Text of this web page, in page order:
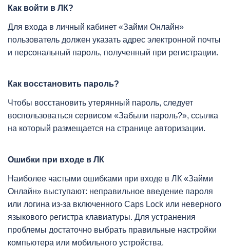
Как войти в ЛК?
Для входа в личный кабинет «Займи Онлайн»
пользователь должен указать адрес электронной почты
и персональный пароль, полученный при регистрации.
Как восстановить пароль?
Чтобы восстановить утерянный пароль, следует
воспользоваться сервисом «Забыли пароль?», ссылка
на который размещается на странице авторизации.
Ошибки при входе в ЛК
Наиболее частыми ошибками при входе в ЛК «Займи
Онлайн» выступают: неправильное введение пароля
или логина из-за включенного Caps Lock или неверного
языкового регистра клавиатуры. Для устранения
проблемы достаточно выбрать правильные настройки
компьютера или мобильного устройства.